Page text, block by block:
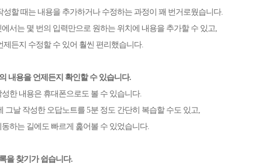
성할 때는 내용을 추가하거나 수정하는 과정이 꽤 번거로웠습니다.
서는 몇 번의 입력만으로 원하는 위치에 내용을 추가할 수 있고,
제든지 수정할 수 있어 훨씬 편리했습니다.
내용을 언제든지 확인할 수 있습니다.
한 내용은 휴대폰으로도 볼 수 있습니다.
그날 작성한 오답노트를 5분 정도 간단히 복습할 수도 있고,
하는 길에도 빠르게 훑어볼 수 있었습니다.
을 찾기가 쉽습니다.